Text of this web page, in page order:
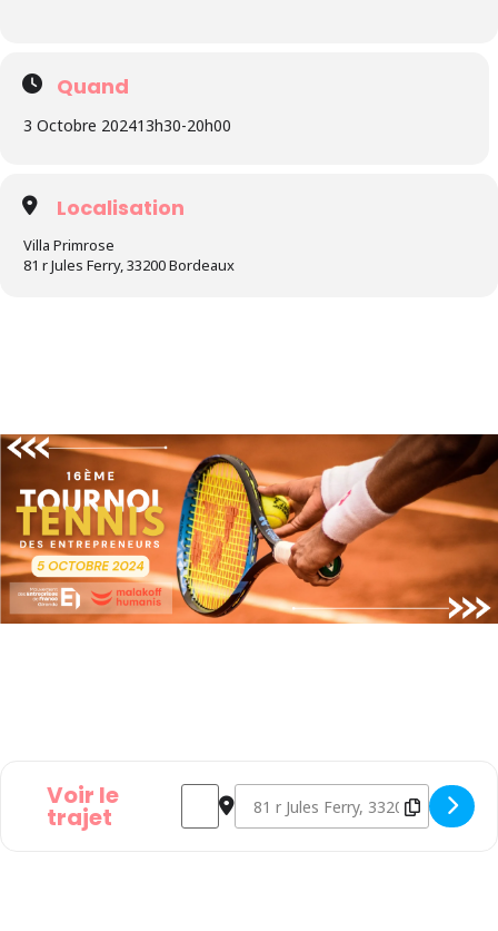
Quand
3 Octobre 202413h30-20h00
Localisation
Villa Primrose
81 r Jules Ferry, 33200 Bordeaux
Voir le
trajet
Address - 16ème Tournoi de Tennis des
Destination Address - 16ème